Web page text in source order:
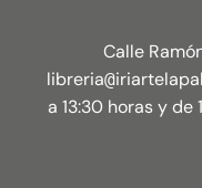
Calle
libreria@
a 13:30 horas y de